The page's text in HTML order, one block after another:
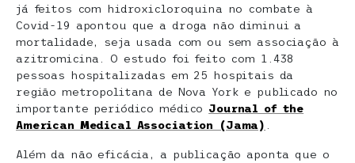
já feitos com hidroxicloroquina no combate à
Covid-19 apontou que a droga não diminui a
mortalidade, seja usada com ou sem associação à
azitromicina. O estudo foi feito com 1.438
pessoas hospitalizadas em 25 hospitais da
região metropolitana de Nova York e publicado no
importante periódico médico Journal of the
American Medical Association (Jama)
Além da não eficácia, a publicação aponta que o